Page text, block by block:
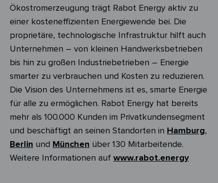
Ökostromerzeugung trägt Rabot Energy aktiv zu
einer kosteneffizienten Energiewende bei. Die
proprietäre, technologische Infrastruktur hilft auch
Unternehmen – von kleinen Handwerksbetrieben
bis hin zu großen Industriebetrieben – Energie
smarter zu verbrauchen und Kosten zu reduzieren.
Die Vision des Unternehmens ist es, smarte Energie
für alle zu ermöglichen. Rabot Energy hat bereits
mehr als 100.000 Kunden im Privatkundensegment
und beschäftigt an seinen Standorten in Hamburg,
Berlin und München über 130 Mitarbeitende.
Weitere Informationen auf www.rabot.energy